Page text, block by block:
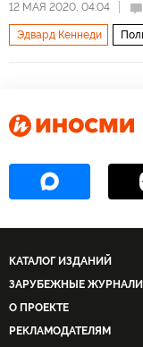
12 МАЯ 2020, 04:04
Эдвард Кеннеди
капитуляция 8 мая
КАТАЛОГ ИЗДАНИЙ
ЗАРУБЕЖНЫЕ
О ПРОЕКТЕ
РЕКЛАМОДАТЕЛЯМ